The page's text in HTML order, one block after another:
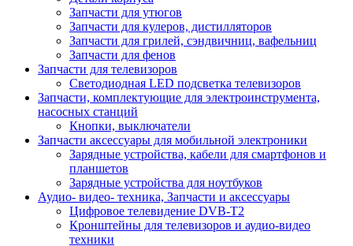
Запчасти для утюгов
Запчасти для кулеров, дистилляторов
Запчасти для грилей, сэндвичниц, вафельниц
Запчасти для фенов
Запчасти для телевизоров
Светодиодная LED подсветка телевизоров
Запчасти, комплектующие для электроинструмента,
насосных станций
Кнопки, выключатели
Запчасти аксессуары для мобильной электроники
Зарядные устройства, кабели для смартфонов и
планшетов
Зарядные устройства для ноутбуков
Аудио- видео- техника, Запчасти и аксессуары
Цифровое телевидение DVB-T2
Кронштейны для телевизоров и аудио-видео
техники